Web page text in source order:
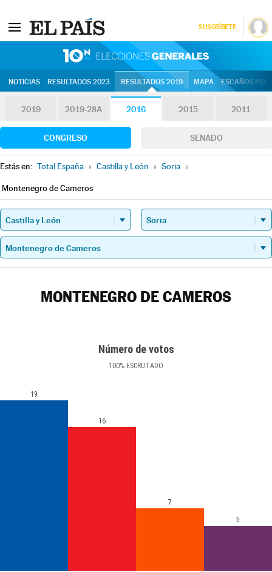
SUSCRÍBETE
NOTICIAS RESULTADOS 2023 RESULTADOS 2019 MAPA ESCAÑOS
2019 2019-28A 2016 2015 2011
CONGRESO SENADO
Estás en: Total España » Castilla y León » Soria »
Montenegro de Cameros
MONTENEGRO DE CAMEROS
Número de votos
100% ESCRUTADO
19
16
7
5